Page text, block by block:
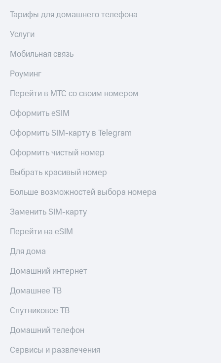
Тарифы для домашнего телефона
Услуги
Мобильная связь
Роуминг
Перейти в МТС со своим номером
Оформить eSIM
Оформить SIM-карту в Telegram
Оформить чистый номер
Выбрать красивый номер
Больше возможностей выбора номера
Заменить SIM-карту
Перейти на eSIM
Для дома
Домашний интернет
Домашнее ТВ
Спутниковое ТВ
Домашний телефон
Сервисы и развлечения